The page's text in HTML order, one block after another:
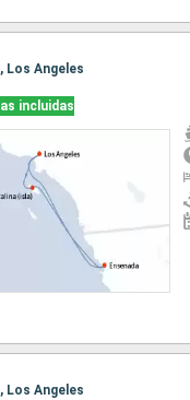
Los Angeles
incluidas
Los Angeles